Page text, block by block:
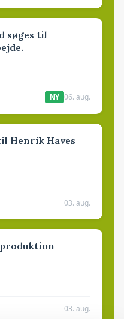
søges til
NY 06. aug.
Henrik Haves
03. aug.
03. aug.